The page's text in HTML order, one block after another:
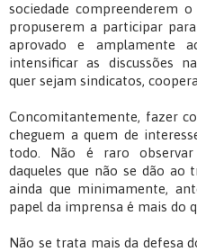
sociedade compreenderem
propuserem a participar
aprovado e amplamente
intensificar as discussões
quer sejam sindicatos,
Concomitantemente, fazer
cheguem a quem de
todo. Não é raro observar
daqueles que não se dão ao
ainda que minimamente,
papel da imprensa é mais do
Não se trata mais da defesa